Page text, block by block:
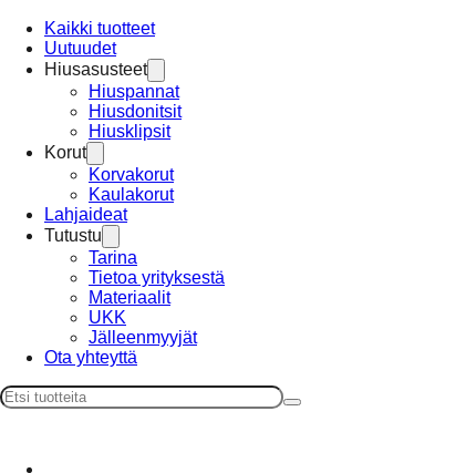
Kaikki tuotteet
Uutuudet
Hiusasusteet
Hiuspannat
Hiusdonitsit
Hiusklipsit
Korut
Korvakorut
Kaulakorut
Lahjaideat
Tutustu
Tarina
Tietoa yrityksestä
Materiaalit
UKK
Jälleenmyyjät
Ota yhteyttä
Haku